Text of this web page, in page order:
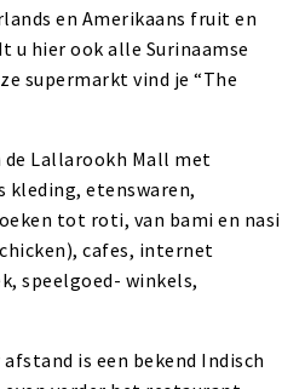
en Amerikaans fruit en
hier ook alle Surinaamse
supermarkt vind je “The
de Lallarookh Mall met
kleding, etenswaren,
tot roti, van bami en nasi
cafes, internet
speelgoed- winkels,
is een bekend Indisch